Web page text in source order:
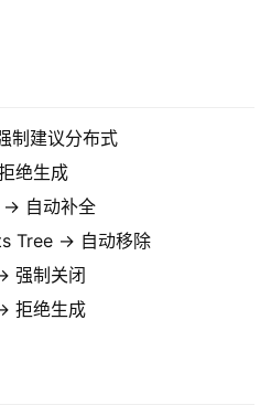
建议分布式
绝生成
→ 自动补全
Tree → 自动移除
强制关闭
拒绝生成